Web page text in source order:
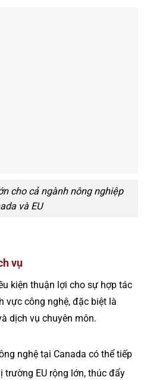
cho cả ngành nông nghiệp
và EU
vụ
kiện thuận lợi cho sự hợp tác
vực công nghệ, đặc biệt là
dịch vụ chuyên môn.
nghệ tại Canada có thể tiếp
trường EU rộng lớn, thúc đẩy